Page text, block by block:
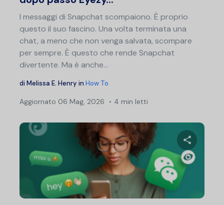
I messaggi di Snapchat scompaiono. È proprio
questo il suo fascino. Una volta terminata una
chat, a meno che non venga salvata, scompare
per sempre. È questo che rende Snapchat
divertente. Ma è anche...
di Melissa E. Henry in How To
Aggiornato 06 Mag, 2026 4 min letti
Condividi